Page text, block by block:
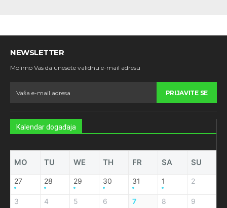
NEWSLETTER
Molimo Vas da unesete validnu e-mail adresu
PRIJAVITE SE
Kalendar događaja
MO TU WE TH FR SA SU
27 28 29 30 31 1 2
3 4 5 6 7 8 9